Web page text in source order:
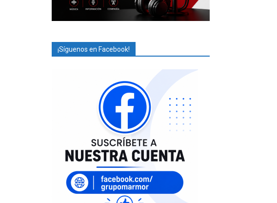
¡Síguenos en Facebook!